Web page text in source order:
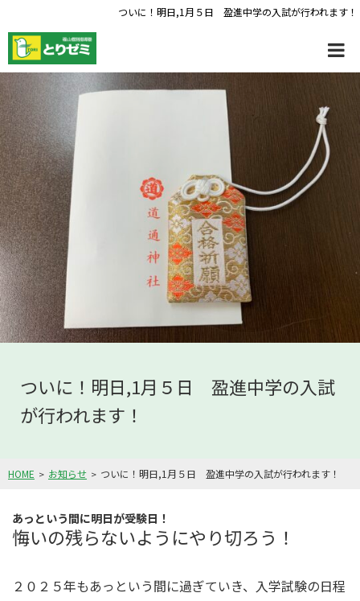
ついに！明日,1月５日 盈進中学の入試が行われます！
ついに！明日,1月５日 盈進中学の入試
が行われます！
HOME お知らせ ついに！明日,1月５日 盈進中学の入試が行われます！
あっという間に明日が受験日！
悔いの残らないようにやり切ろう！
２０２５年もあっという間に過ぎていき、入学試験の日程